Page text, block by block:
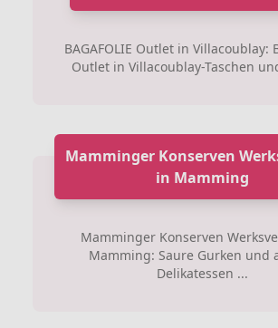
BAGAFOLIE Outlet in Villacoublay:
Outlet in Villacoublay-Taschen
Mamminger Konserven
in Mamming
Mamminger Konserven
Mamming: Saure Gurken und
Delikatessen ...